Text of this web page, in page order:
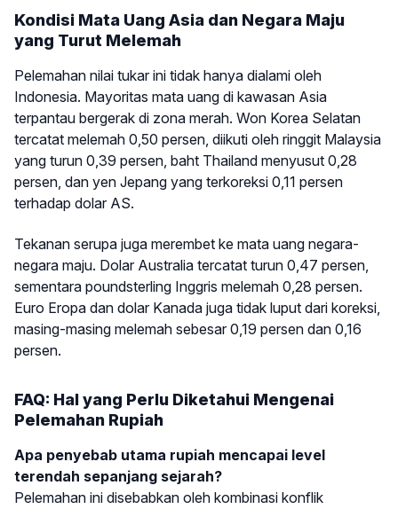
Kondisi Mata Uang Asia dan Negara Maju
yang Turut Melemah
Pelemahan nilai tukar ini tidak hanya dialami oleh
Indonesia. Mayoritas mata uang di kawasan Asia
terpantau bergerak di zona merah. Won Korea Selatan
tercatat melemah 0,50 persen, diikuti oleh ringgit Malaysia
yang turun 0,39 persen, baht Thailand menyusut 0,28
persen, dan yen Jepang yang terkoreksi 0,11 persen
terhadap dolar AS.
Tekanan serupa juga merembet ke mata uang negara-
negara maju. Dolar Australia tercatat turun 0,47 persen,
sementara poundsterling Inggris melemah 0,28 persen.
Euro Eropa dan dolar Kanada juga tidak luput dari koreksi,
masing-masing melemah sebesar 0,19 persen dan 0,16
persen.
FAQ: Hal yang Perlu Diketahui Mengenai
Pelemahan Rupiah
Apa penyebab utama rupiah mencapai level
terendah sepanjang sejarah?
Pelemahan ini disebabkan oleh kombinasi konflik